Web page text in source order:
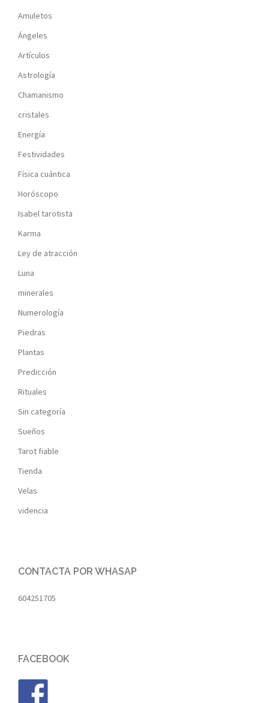
Amuletos
Ángeles
Artículos
Astrología
Chamanismo
cristales
Energía
Festividades
Física cuántica
Horóscopo
Isabel tarotista
Karma
Ley de atracción
Luna
minerales
Numerología
Piedras
Plantas
Predicción
Rituales
Sin categoría
Sueños
Tarot fiable
Tienda
Velas
videncia
CONTACTA POR WHASAP
604251705
FACEBOOK